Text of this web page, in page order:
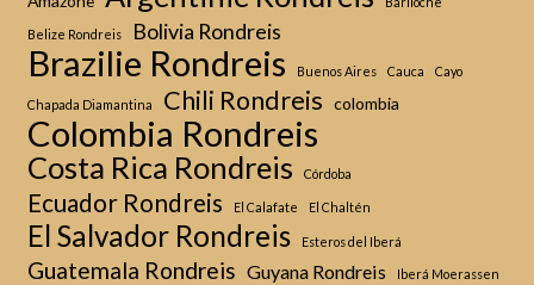
Belize Rondreis Bolivia Rondreis
Brazilie Rondreis Buenos Aires Cauca Cayo
Chapada Diamantina Chili Rondreis colombia
Colombia Rondreis
Costa Rica Rondreis Córdoba
Ecuador Rondreis El Calafate El Chaltén
El Salvador Rondreis Esteros del Iberá
Guatemala Rondreis Guyana Rondreis
Iberá Moerassen